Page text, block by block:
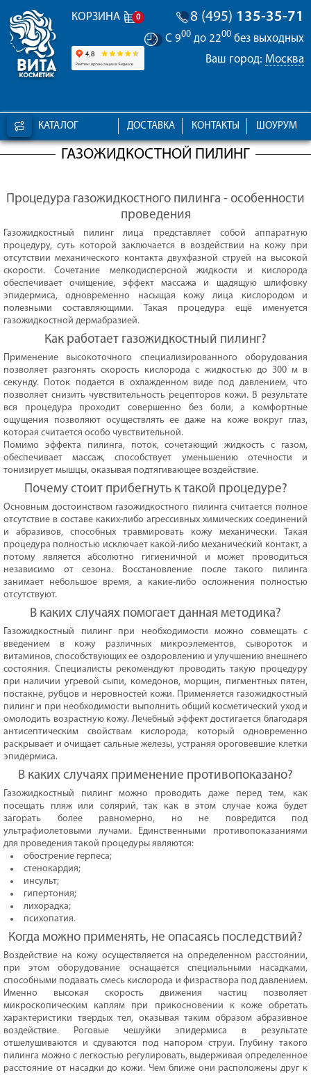
КОРЗИНА 0 8 (495) 135-35-71
С 900 до 2200 без выходных
Ваш город: Москва
КАТАЛОГ ШОУРУМ
КОНТАКТЫ
ДОСТАВКА
ГАЗОЖИДКОСТНОЙ ПИЛИНГ
Процедура газожидкостного пилинга - особенности
проведения
Газожидкостный пилинг лица представляет собой аппаратную
процедуру, суть которой заключается в воздействии на кожу при
отсутствии механического контакта двухфазной струей на высокой
скорости. Сочетание мелкодисперсной жидкости и кислорода
обеспечивает очищение, эффект массажа и щадящую шлифовку
эпидермиса, одновременно насыщая кожу лица кислородом и
полезными составляющими. Такая процедура ещё именуется
газожидкостной дермабразией.
Как работает газожидкостный пилинг?
Применение высокоточного специализированного оборудования
позволяет разгонять скорость кислорода с жидкостью до 300 м в
секунду. Поток подается в охлажденном виде под давлением, что
позволяет снизить чувствительность рецепторов кожи. В результате
вся процедура проходит совершенно без боли, а комфортные
ощущения позволяют осуществлять ее даже на коже вокруг глаз,
которая считается особо чувствительной.
Помимо эффекта пилинга, поток, сочетающий жидкость с газом,
обеспечивает массаж, способствует уменьшению отечности и
тонизирует мышцы, оказывая подтягивающее воздействие.
Почему стоит прибегнуть к такой процедуре?
Основным достоинством газожидкостного пилинга считается полное
отсутствие в составе каких-либо агрессивных химических соединений
и абразивов, способных травмировать кожу механически. Такая
процедура полностью исключает какой-либо механический контакт, а
потому является абсолютно гигиеничной и может проводиться
независимо от сезона. Восстановление после такого пилинга
занимает небольшое время, а какие-либо осложнения полностью
отсутствуют.
В каких случаях помогает данная методика?
Газожидкостный пилинг при необходимости можно совмещать с
введением в кожу различных микроэлементов, сывороток и
витаминов, способствующих ее оздоровлению и улучшению внешнего
состояния. Специалисты рекомендуют проводить такую процедуру
при наличии угревой сыпи, комедонов, морщин, пигментных пятен,
постакне, рубцов и неровностей кожи. Применяется газожидкостный
пилинг и при необходимости выполнить общий косметический уход и
омолодить возрастную кожу. Лечебный эффект достигается благодаря
антисептическим свойствам кислорода, который одновременно
раскрывает и очищает сальные железы, устраняя ороговевшие клетки
эпидермиса.
В каких случаях применение противопоказано?
Газожидкостный пилинг можно проводить даже перед тем, как
посещать пляж или солярий, так как в этом случае кожа будет
загорать более равномерно, но не повредится под
ультрафиолетовыми лучами. Единственными противопоказаниями
для проведения такой процедуры являются:
обострение герпеса;
стенокардия;
инсульт;
гипертония;
лихорадка;
психопатия.
Когда можно применять, не опасаясь последствий?
Воздействие на кожу осуществляется на определенном расстоянии,
при этом оборудование оснащается специальными насадками,
способными подавать смесь кислорода и физраствора под давлением.
Именно высокая скорость движения частиц позволяет
микроскопическим каплям при прикосновении к коже обретать
характеристики твердых тел, оказывая таким образом абразивное
воздействие. Роговые чешуйки эпидермиса в результате
отшелушиваются и сдуваются под напором струи. Глубину такого
пилинга можно с легкостью регулировать, выдерживая определенное
расстояние от насадки до кожи. Чем ближе они расположены друг к